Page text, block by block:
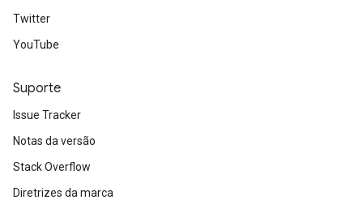
Twitter
YouTube
Suporte
Issue Tracker
Notas da versão
Stack Overflow
Diretrizes da marca